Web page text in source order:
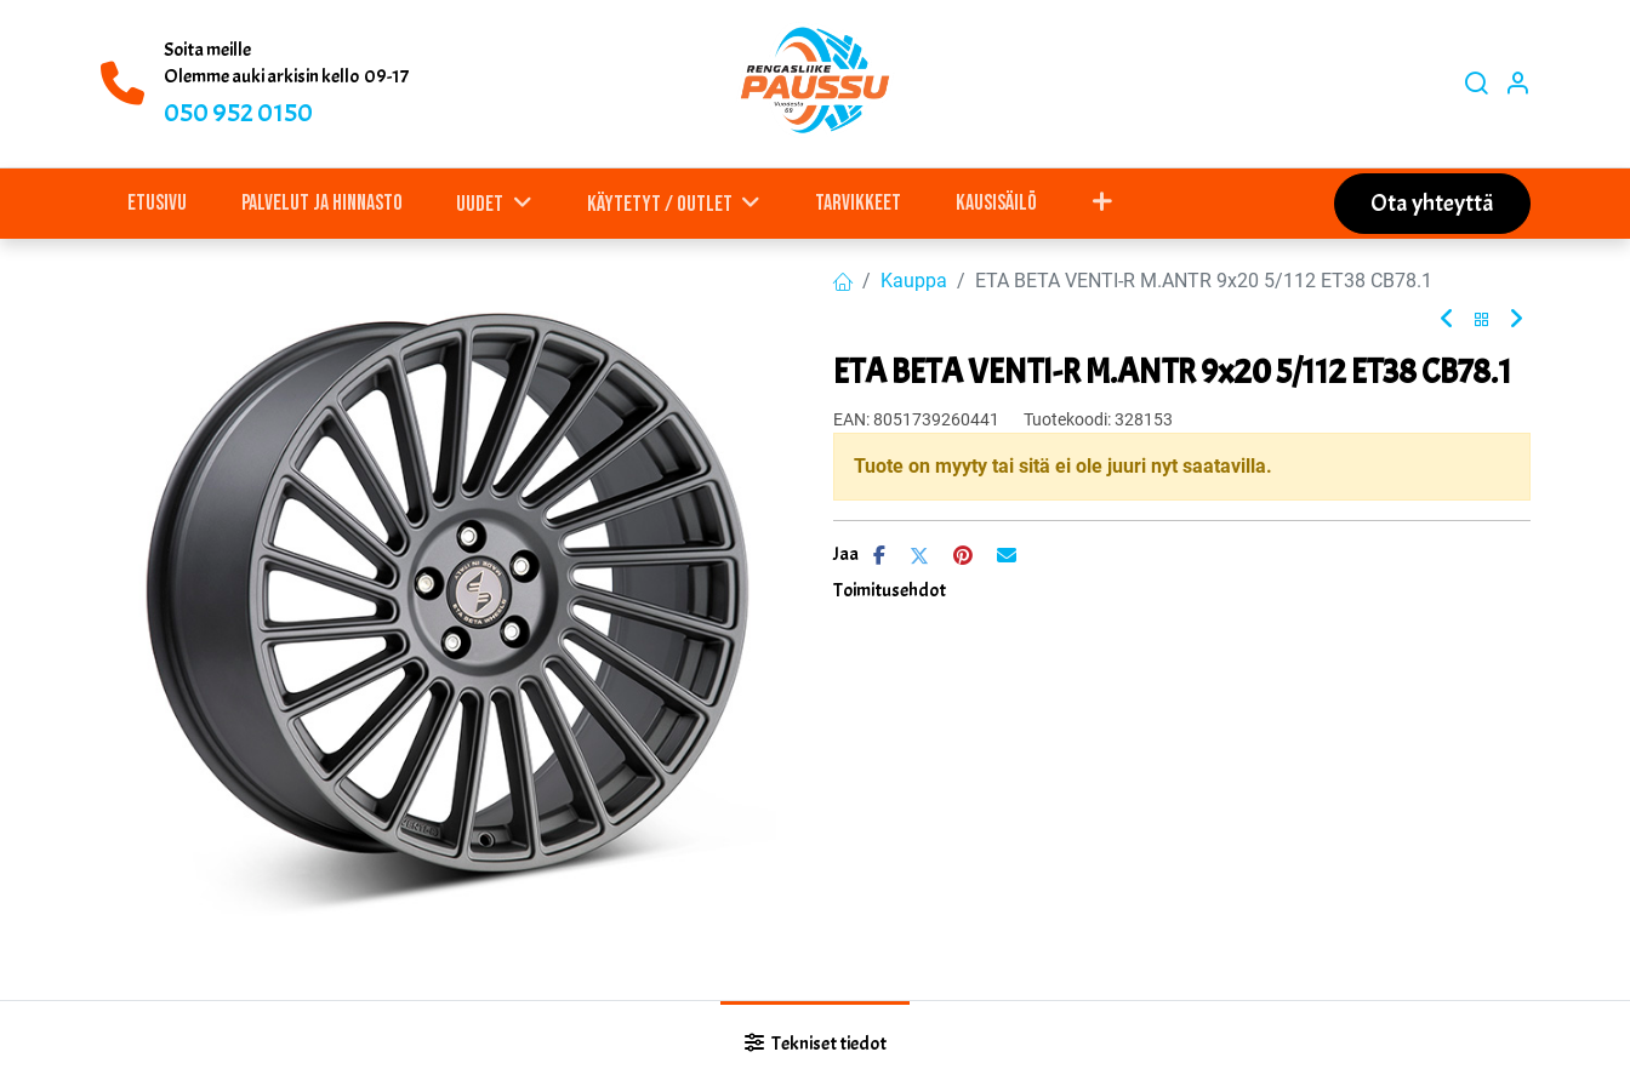
Soita meille
Olemme auki arkisin kello 09-17
050 952 0150
Etusivu Palvelut ja hinnasto Uudet Käytetyt / outlet Tarvikkeet Kausisäilö Ota yhteyttä
Kauppa ETA BETA VENTI-R M.ANTR 9x20 5/112 ET38 CB78.1
ETA BETA VENTI-R M.ANTR 9x20 5/112 ET38 CB78.1
EAN:8051739260441 Tuotekoodi:328153
Tuote on myyty tai sitä ei ole juuri nyt saatavilla.
Jaa
Toimitusehdot
Tekniset tiedot